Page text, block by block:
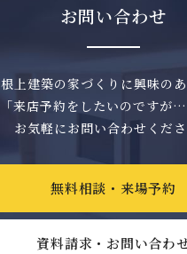
お問い合わせ
根上建築の家づくりに興味の
「来店予約をしたいのですが…
お気軽にお問い合わせくださ
無料相談・来場予約
資料請求・お問い合わ